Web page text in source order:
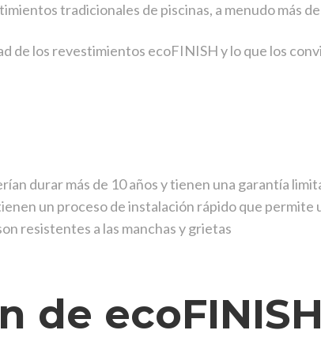
tradicionales de piscinas, a menudo más
de los revestimientos ecoFINISH y lo que los
durar más de 10 años y tienen una garantía
un proceso de instalación rápido que permite
resistentes a las manchas y grietas
de